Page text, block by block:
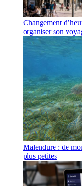
Changement
organiser son
Malendure : de
plus petites